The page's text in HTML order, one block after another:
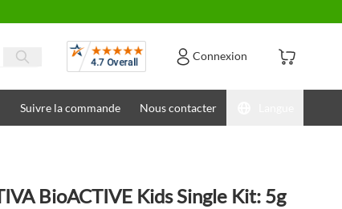
Avis Connexion
Suivre la commande Nous contacter
BioACTIVE Kids Single Kit: 5g